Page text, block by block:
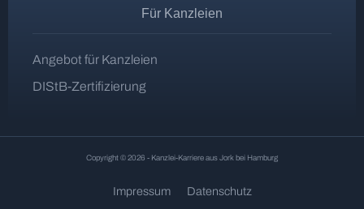
Für Kanzleien
Angebot für Kanzleien
DIStB-Zertifizierung
Copyright © 2026 - Kanzlei-Karriere aus Jork bei Hamburg
Impressum Datenschutz